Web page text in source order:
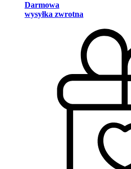
Darmowa
wysyłka zwrotna